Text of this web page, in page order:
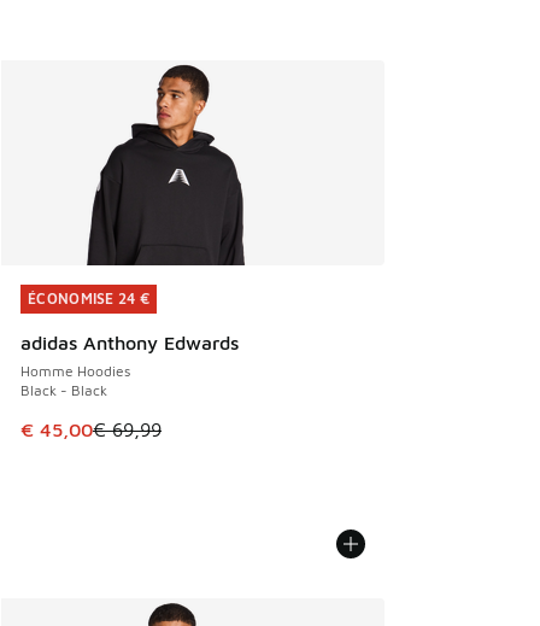
ÉCONOMISE 24 €
adidas Anthony Edwards
Homme Hoodies
Black - Black
Cet article est en promotion. Prix en baisse de € 69,99 à
€ 45,00€ 69,99
ÉCONOMISE 24 €